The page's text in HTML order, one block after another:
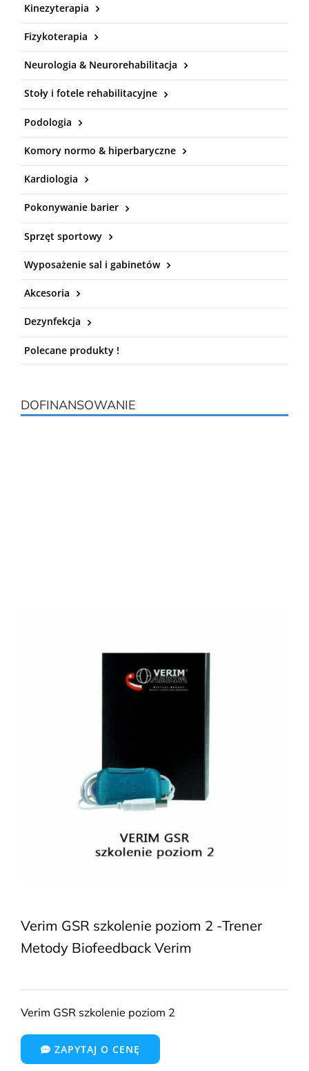
Verim GSR szkolenie poziom 2 -Trener
Metody Biofeedback Verim
Verim GSR szkolenie poziom 2
ZAPYTAJ O CENĘ
Kinezyterapia
Fizykoterapia
Neurologia & Neurorehabilitacja
Stoły i fotele rehabilitacyjne
Podologia
Komory normo & hiperbaryczne
Kardiologia
Pokonywanie barier
Sprzęt sportowy
Wyposażenie sal i gabinetów
Akcesoria
Dezynfekcja
Polecane produkty !
DOFINANSOWANIE